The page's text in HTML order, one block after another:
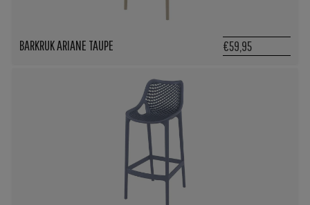
BARKRUK ARIANE TAUPE €59,95